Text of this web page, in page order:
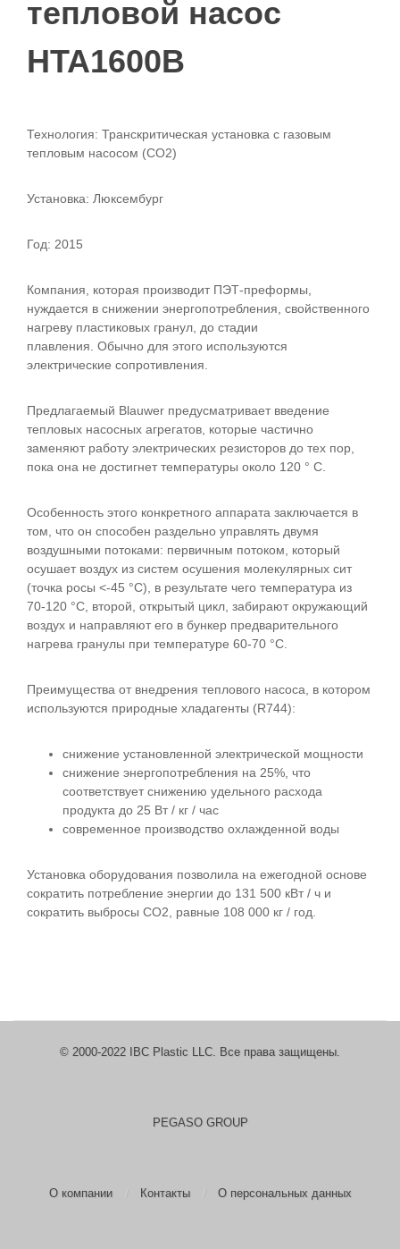
тепловой насос
HTA1600B
Технология: Транскритическая установка с газовым
тепловым насосом (CO2)
Установка: Люксембург
Год: 2015
Компания, которая производит ПЭТ-преформы,
нуждается в снижении энергопотребления, свойственного
нагреву пластиковых гранул, до стадии
плавления. Обычно для этого используются
электрические сопротивления.
Предлагаемый Blauwer предусматривает введение
тепловых насосных агрегатов, которые частично
заменяют работу электрических резисторов до тех пор,
пока она не достигнет температуры около 120 ° C.
Особенность этого конкретного аппарата заключается в
том, что он способен раздельно управлять двумя
воздушными потоками: первичным потоком, который
осушает воздух из систем осушения молекулярных сит
(точка росы <-45 °C), в результате чего температура из
70-120 °С, второй, открытый цикл, забирают окружающий
воздух и направляют его в бункер предварительного
нагрева гранулы при температуре 60-70 °С.
Преимущества от внедрения теплового насоса, в котором
используются природные хладагенты (R744):
снижение установленной электрической мощности
снижение энергопотребления на 25%, что
соответствует снижению удельного расхода
продукта до 25 Вт / кг / час
современное производство охлажденной воды
Установка оборудования позволила на ежегодной основе
сократить потребление энергии до 131 500 кВт / ч и
сократить выбросы CO2, равные 108 000 кг / год.
© 2000-2022 IBC Plastic LLC. Все права защищены.
PEGASO GROUP
О компании Контакты О персональных данных